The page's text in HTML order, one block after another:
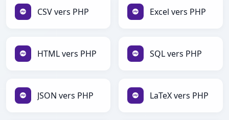
CSV vers PHP Excel vers PHP
HTML vers PHP SQL vers PHP
JSON vers PHP LaTeX vers PHP